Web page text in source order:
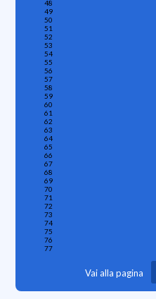
48
49
50
51
52
53
54
55
56
57
58
59
60
61
62
63
64
65
66
67
68
69
70
71
72
73
74
75
76
77
Vai alla pagina